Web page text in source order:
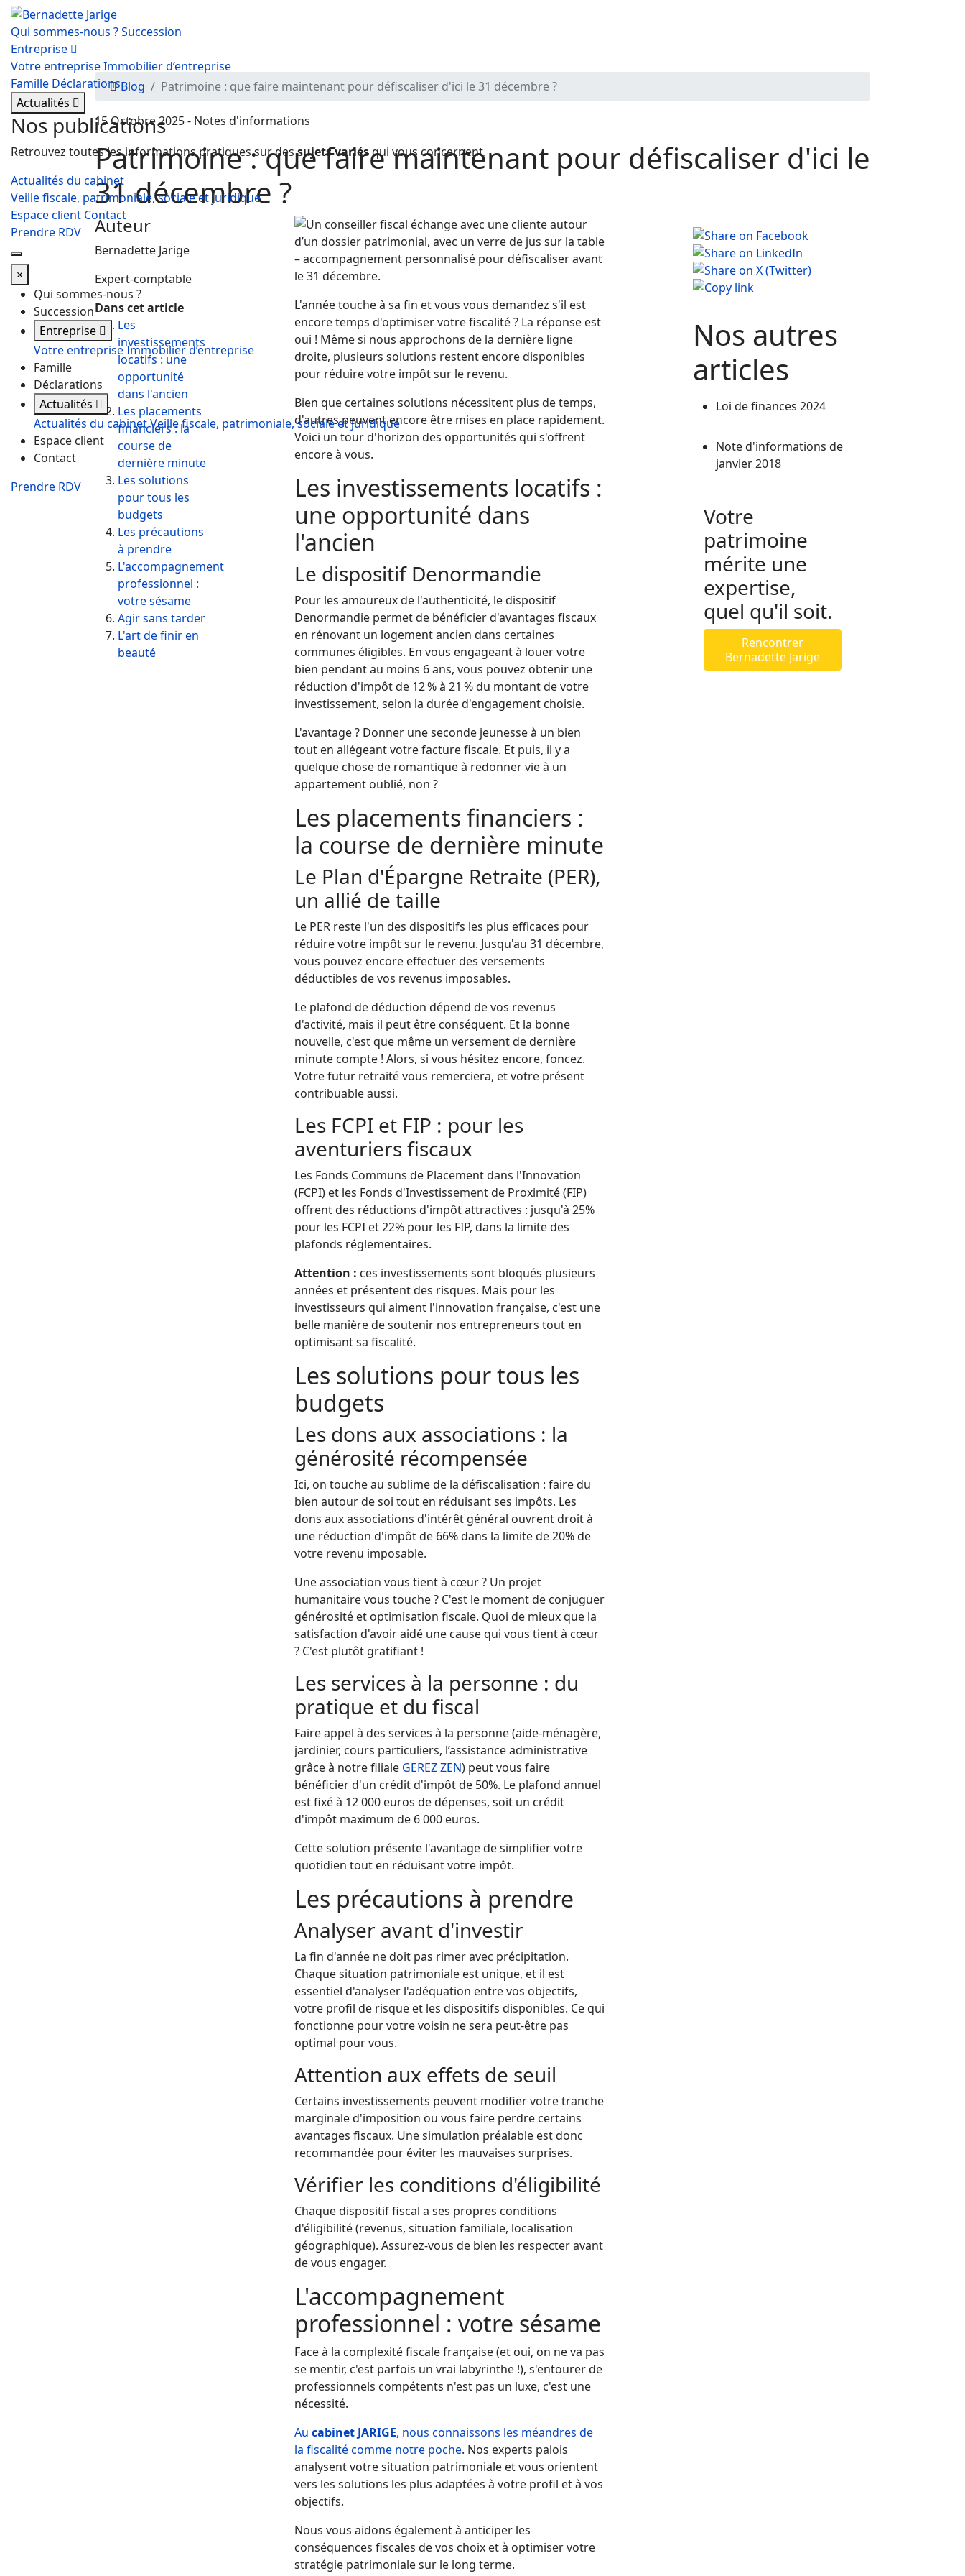
Qui sommes-nous ?Succession
Entreprise
Votre entrepriseImmobilier d’entreprise
Famille Déclarations
Actualités
Nos publications
Retrouvez toutes les informations pratiques sur dessujets variésqui vous concernent.
Actualités du cabinet
Veille fiscale, patrimoniale, sociale et juridique
Espace client Contact
Prendre RDV
×
Qui sommes-nous ?
Succession
Entreprise
Votre entrepriseImmobilier d’entreprise
Famille
Déclarations
Actualités
Actualités du cabinetVeille fiscale, patrimoniale, sociale et juridique
Espace client
Contact
Prendre RDV
Blog Patrimoine : que faire maintenant pour défiscaliser d'ici le 31 décembre ?
15 Octobre 2025 - Notes d'informations
Patrimoine : que faire maintenant pour défiscaliser d'ici le
31 décembre ?
Auteur
Bernadette Jarige
Expert-comptable
Dans cet article
Les
investissements
locatifs : une
opportunité
dans l'ancien
Les placements
financiers : la
course de
dernière minute
Les solutions
pour tous les
budgets
Les précautions
à prendre
L'accompagnement
professionnel :
votre sésame
Agir sans tarder
L'art de finir en
beauté
L'année touche à sa fin et vous vous demandez s'il est
encore temps d'optimiser votre fiscalité ? La réponse est
oui ! Même si nous approchons de la dernière ligne
droite, plusieurs solutions restent encore disponibles
pour réduire votre impôt sur le revenu.
Bien que certaines solutions nécessitent plus de temps,
d'autres peuvent encore être mises en place rapidement.
Voici un tour d'horizon des opportunités qui s'offrent
encore à vous.
Les investissements locatifs :
une opportunité dans
l'ancien
Le dispositif Denormandie
Pour les amoureux de l'authenticité, le dispositif
Denormandie permet de bénéficier d'avantages fiscaux
en rénovant un logement ancien dans certaines
communes éligibles. En vous engageant à louer votre
bien pendant au moins 6 ans, vous pouvez obtenir une
réduction d'impôt de 12 % à 21 % du montant de votre
investissement, selon la durée d'engagement choisie.
L'avantage ? Donner une seconde jeunesse à un bien
tout en allégeant votre facture fiscale. Et puis, il y a
quelque chose de romantique à redonner vie à un
appartement oublié, non ?
Les placements financiers :
la course de dernière minute
Le Plan d'Épargne Retraite (PER),
un allié de taille
Le PER reste l'un des dispositifs les plus efficaces pour
réduire votre impôt sur le revenu. Jusqu'au 31 décembre,
vous pouvez encore effectuer des versements
déductibles de vos revenus imposables.
Le plafond de déduction dépend de vos revenus
d'activité, mais il peut être conséquent. Et la bonne
nouvelle, c'est que même un versement de dernière
minute compte ! Alors, si vous hésitez encore, foncez.
Votre futur retraité vous remerciera, et votre présent
contribuable aussi.
Les FCPI et FIP : pour les
aventuriers fiscaux
Les Fonds Communs de Placement dans l'Innovation
(FCPI) et les Fonds d'Investissement de Proximité (FIP)
offrent des réductions d'impôt attractives : jusqu'à 25%
pour les FCPI et 22% pour les FIP, dans la limite des
plafonds réglementaires.
Attention : ces investissements sont bloqués plusieurs
années et présentent des risques. Mais pour les
investisseurs qui aiment l'innovation française, c'est une
belle manière de soutenir nos entrepreneurs tout en
optimisant sa fiscalité.
Les solutions pour tous les
budgets
Les dons aux associations : la
générosité récompensée
Ici, on touche au sublime de la défiscalisation : faire du
bien autour de soi tout en réduisant ses impôts. Les
dons aux associations d'intérêt général ouvrent droit à
une réduction d'impôt de 66% dans la limite de 20% de
votre revenu imposable.
Une association vous tient à cœur ? Un projet
humanitaire vous touche ? C'est le moment de conjuguer
générosité et optimisation fiscale. Quoi de mieux que la
satisfaction d'avoir aidé une cause qui vous tient à cœur
? C'est plutôt gratifiant !
Les services à la personne : du
pratique et du fiscal
Faire appel à des services à la personne (aide-ménagère,
jardinier, cours particuliers, l’assistance administrative
grâce à notre filiale GEREZ ZEN) peut vous faire
bénéficier d'un crédit d'impôt de 50%. Le plafond annuel
est fixé à 12 000 euros de dépenses, soit un crédit
d'impôt maximum de 6 000 euros.
Cette solution présente l'avantage de simplifier votre
quotidien tout en réduisant votre impôt.
Les précautions à prendre
Analyser avant d'investir
La fin d'année ne doit pas rimer avec précipitation.
Chaque situation patrimoniale est unique, et il est
essentiel d'analyser l'adéquation entre vos objectifs,
votre profil de risque et les dispositifs disponibles. Ce qui
fonctionne pour votre voisin ne sera peut-être pas
optimal pour vous.
Attention aux effets de seuil
Certains investissements peuvent modifier votre tranche
marginale d'imposition ou vous faire perdre certains
avantages fiscaux. Une simulation préalable est donc
recommandée pour éviter les mauvaises surprises.
Vérifier les conditions d'éligibilité
Chaque dispositif fiscal a ses propres conditions
d'éligibilité (revenus, situation familiale, localisation
géographique). Assurez-vous de bien les respecter avant
de vous engager.
L'accompagnement
professionnel : votre sésame
Face à la complexité fiscale française (et oui, on ne va pas
se mentir, c'est parfois un vrai labyrinthe !), s'entourer de
professionnels compétents n'est pas un luxe, c'est une
nécessité.
Au cabinet JARIGE, nous connaissons les méandres de
la fiscalité comme notre poche. Nos experts palois
analysent votre situation patrimoniale et vous orientent
vers les solutions les plus adaptées à votre profil et à vos
objectifs.
Nous vous aidons également à anticiper les
conséquences fiscales de vos choix et à optimiser votre
stratégie patrimoniale sur le long terme.
Nos autres
articles
Loi de finances 2024
Note d'informations de
janvier 2018
Votre
patrimoine
mérite une
expertise,
quel qu'il soit.
Rencontrer
Bernadette Jarige